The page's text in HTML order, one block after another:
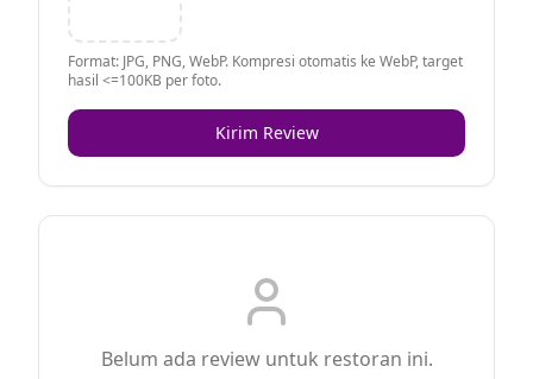
Format: JPG, PNG, WebP. Kompresi otomatis ke WebP, target
hasil <=100KB per foto.
Kirim Review
Belum ada review untuk restoran ini.